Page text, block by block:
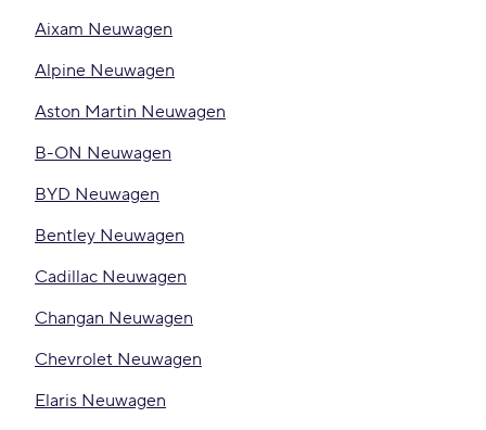
Aixam Neuwagen
Alpine Neuwagen
Aston Martin Neuwagen
B-ON Neuwagen
BYD Neuwagen
Bentley Neuwagen
Cadillac Neuwagen
Changan Neuwagen
Chevrolet Neuwagen
Elaris Neuwagen